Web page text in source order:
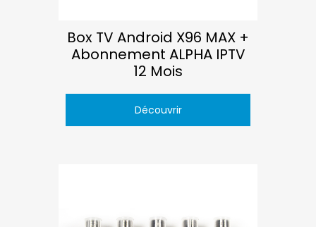
Box TV Android X96 MAX +
Abonnement ALPHA IPTV
12 Mois
Découvrir